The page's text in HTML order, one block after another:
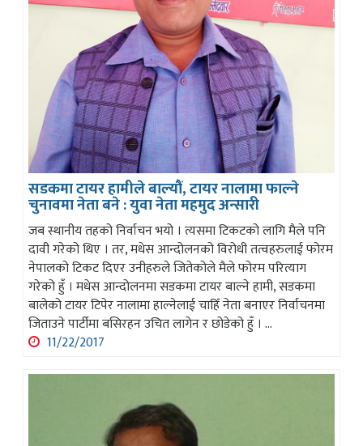
सडकमा टायर हामीले बाल्यौं, टायर नालामा फाल्ने
चुनावमा नेता बने : युवा नेता महमुद अन्सारी
जब स्थानीय तहको निर्वाचन भयो । त्यसमा टिकटको लागि मैले पनि
दावी गरेको थिए । तर, मधेस आन्दोलनको विरोधी तत्वहरुलाई फोरम
नेपालको टिकट दिएर उनीहरुले जितेकोले मैले फोरम परित्याग
गरेको हुँ । मधेस आन्दोलनमा सडकमा टायर बाल्ने हामी, सडकमा
बालेको टायर टिपेर नालामा हाल्नेलाई चाहिँ नेता बनाएर निर्वाचनमा
जिताउने पार्टीमा बसिरहन उचित लागेन र छोडेको हुँ । ...
11/22/2017